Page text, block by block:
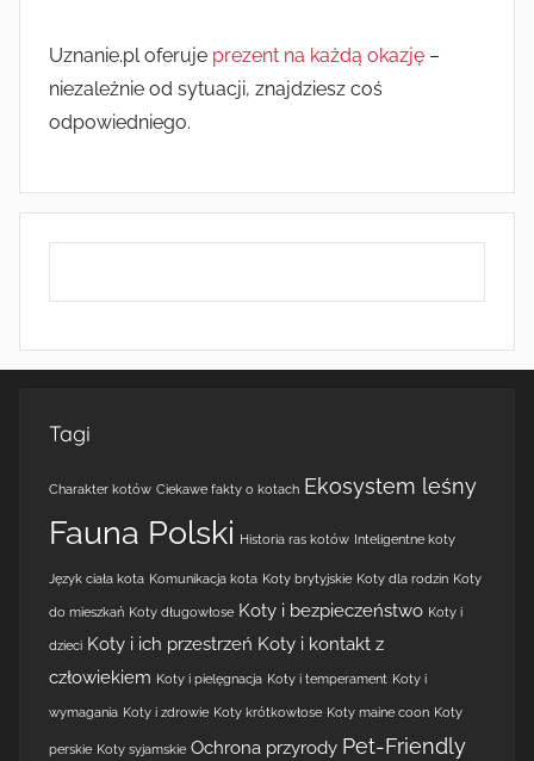
Uznanie.pl oferuje prezent na każdą okazję –
niezależnie od sytuacji, znajdziesz coś
odpowiedniego.
Tagi
Charakter kotów Ciekawe fakty o kotach Ekosystem leśny
Fauna Polski Historia ras kotów Inteligentne koty
Język ciała kota Komunikacja kota Koty brytyjskie Koty dla rodzin Koty
do mieszkań Koty długowłose Koty i bezpieczeństwo Koty i
dzieci Koty i ich przestrzeń Koty i kontakt z
człowiekiem Koty i pielęgnacja Koty i temperament Koty i
wymagania Koty i zdrowie Koty krótkowłose Koty maine coon Koty
perskie Koty syjamskie Ochrona przyrody Pet-Friendly